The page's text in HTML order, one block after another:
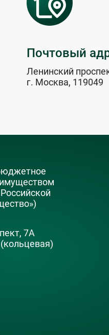
Почтовый
Ленинский
г. Москва, 119049
7А